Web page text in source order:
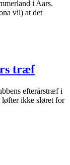
i Aars.
vil) at det
træf
efterårstræf i
løfter ikke sløret for